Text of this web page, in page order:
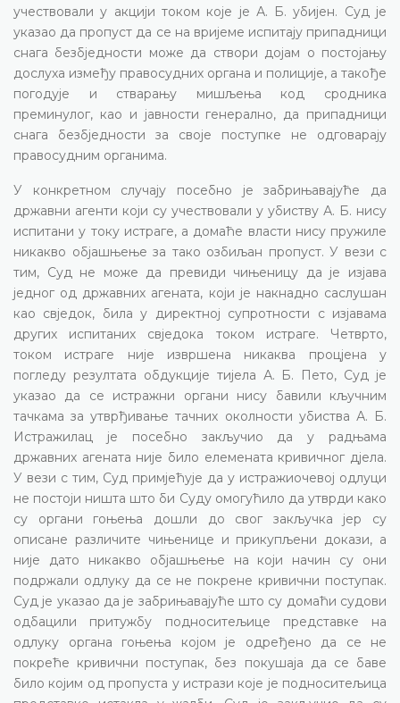
учествовали у акцији током које је А. Б. убијен. Суд је
указао да пропуст да се на вријеме испитају припадници
снага безбједности може да створи дојам о постојању
дослуха између правосудних органа и полиције, а такође
погодује и стварању мишљења код сродника
преминулог, као и јавности генерално, да припадници
снага безбједности за своје поступке не одговарају
правосудним органима.
У конкретном случају посебно је забрињавајуће да
државни агенти који су учествовали у убиству А. Б. нису
испитани у току истраге, а домаће власти нису пружиле
никакво објашњење за тако озбиљан пропуст. У вези с
тим, Суд не може да превиди чињеницу да је изјава
једног од државних агената, који је накнадно саслушан
као свједок, била у директној супротности с изјавама
других испитаних свједока током истраге. Четврто,
током истраге није извршена никаква процјена у
погледу резултата обдукције тијела А. Б. Пето, Суд је
указао да се истражни органи нису бавили кључним
тачкама за утврђивање тачних околности убиства А. Б.
Истражилац је посебно закључио да у радњама
државних агената није било елемената кривичног дјела.
У вези с тим, Суд примјећује да у истражиочевој одлуци
не постоји ништа што би Суду омогућило да утврди како
су органи гоњења дошли до свог закључка јер су
описане различите чињенице и прикупљени докази, а
није дато никакво објашњење на који начин су они
подржали одлуку да се не покрене кривични поступак.
Суд је указао да је забрињавајуће што су домаћи судови
одбацили притужбу подноситељице представке на
одлуку органа гоњења којом је одређено да се не
покреће кривични поступак, без покушаја да се баве
било којим од пропуста у истрази које је подноситељица